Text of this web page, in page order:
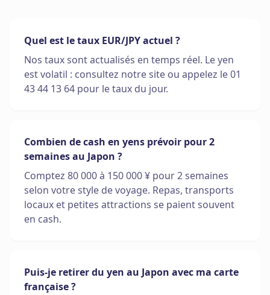
Quel est le taux EUR/JPY actuel ?
Nos taux sont actualisés en temps réel. Le yen
est volatil : consultez notre site ou appelez le 01
43 44 13 64 pour le taux du jour.
Combien de cash en yens prévoir pour 2
semaines au Japon ?
Comptez 80 000 à 150 000 ¥ pour 2 semaines
selon votre style de voyage. Repas, transports
locaux et petites attractions se paient souvent
en cash.
Puis-je retirer du yen au Japon avec ma carte
française ?